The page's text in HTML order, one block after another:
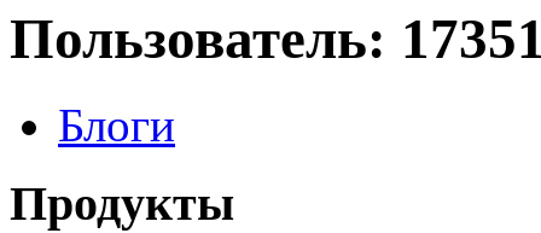
Пользователь:
Блоги
Продукты